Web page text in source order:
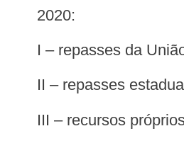
2020:
I – repasses da
II – repasses
III – recursos